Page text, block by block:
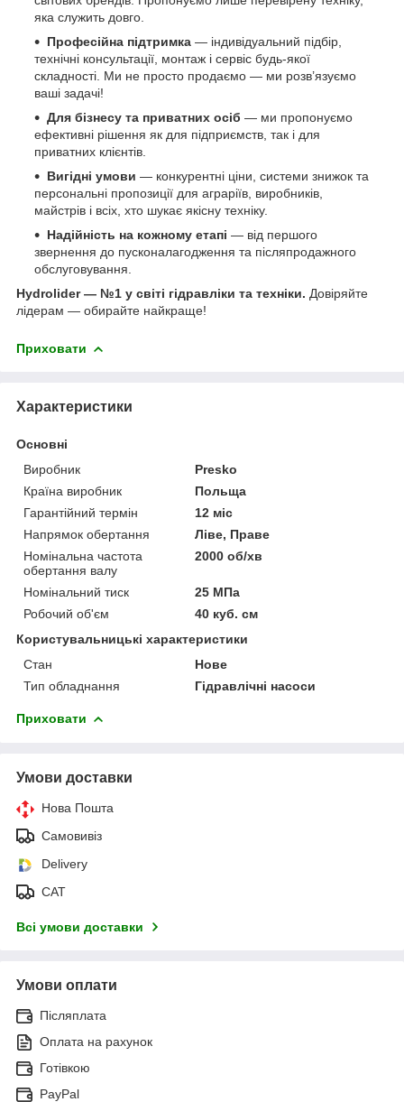
яка служить довго.
Професійна підтримка — індивідуальний підбір,
технічні консультації, монтаж і сервіс будь-якої
складності. Ми не просто продаємо — ми розв’язуємо
ваші задачі!
Для бізнесу та приватних осіб — ми пропонуємо
ефективні рішення як для підприємств, так і для
приватних клієнтів.
Вигідні умови — конкурентні ціни, системи знижок та
персональні пропозиції для аграріїв, виробників,
майстрів і всіх, хто шукає якісну техніку.
Надійність на кожному етапі — від першого
звернення до пусконалагодження та післяпродажного
обслуговування.
Hydrolider — №1 у світі гідравліки та техніки. Довіряйте
лідерам — обирайте найкраще!
Приховати
Характеристики
Основні
Виробник
Presko
Країна виробник
Польща
Гарантійний термін
12 міс
Напрямок обертання
Ліве, Праве
Номінальна частота
обертання валу
2000 об/хв
Номінальний тиск
25 МПа
Робочий об'єм
40 куб. см
Користувальницькі характеристики
Стан
Нове
Тип обладнання
Гідравлічні насоси
Приховати
Умови доставки
Нова Пошта
Самовивіз
Delivery
САТ
Всі умови доставки
Умови оплати
Післяплата
Оплата на рахунок
Готівкою
PayPal